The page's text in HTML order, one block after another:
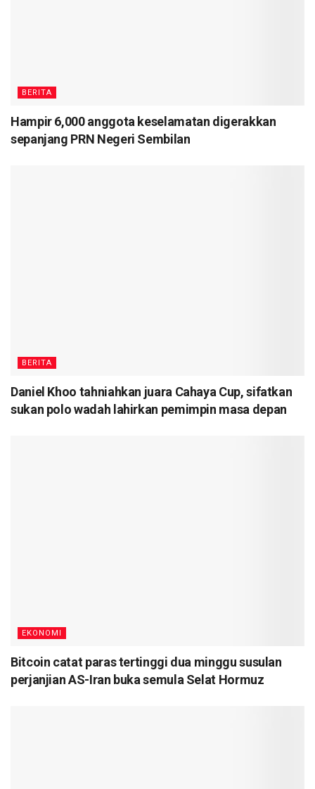
BERITA
Hampir 6,000 anggota keselamatan digerakkan
sepanjang PRN Negeri Sembilan
BERITA
Daniel Khoo tahniahkan juara Cahaya Cup, sifatkan
sukan polo wadah lahirkan pemimpin masa depan
EKONOMI
Bitcoin catat paras tertinggi dua minggu susulan
perjanjian AS-Iran buka semula Selat Hormuz